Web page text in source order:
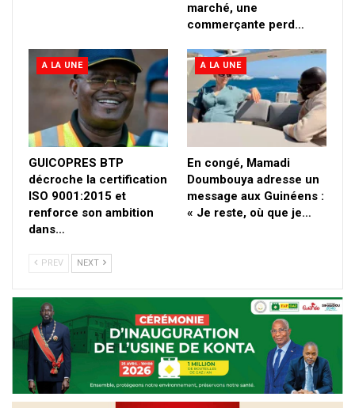
marché, une
commerçante perd…
A LA UNE
GUICOPRES BTP
décroche la certification
ISO 9001:2015 et
renforce son ambition
dans…
A LA UNE
En congé, Mamadi
Doumbouya adresse un
message aux Guinéens :
« Je reste, où que je…
PREV NEXT